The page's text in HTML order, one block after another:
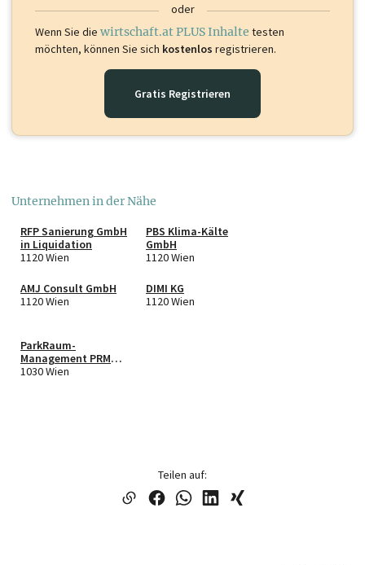
oder
Wenn Sie die wirtschaft.at PLUS Inhalte testen
möchten, können Sie sich kostenlos registrieren.
Gratis Registrieren
Unternehmen in der Nähe
RFP Sanierung GmbH
in Liquidation
1120 Wien
PBS Klima-Kälte
GmbH
1120 Wien
AMJ Consult GmbH
1120 Wien
DIMI KG
1120 Wien
ParkRaum-
Management PRM
Austria GmbH
1030 Wien
Teilen auf: